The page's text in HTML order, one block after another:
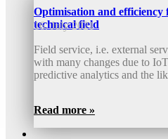
Optimisation and efficiency
technical field
16. July 2021
Field service, i.e. external
with many changes due to
predictive analytics and the
Read more »